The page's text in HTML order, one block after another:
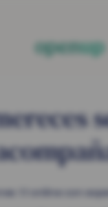
1:1 online con